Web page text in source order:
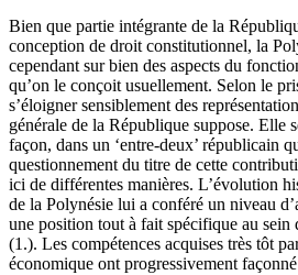
Bien que partie intégrante de la
conception de droit constitutionnel, la
cependant sur bien des aspects du
qu’on le conçoit usuellement. Selon le
s’éloigner sensiblement des
générale de la République suppose. Elle
façon, dans un ‘entre-deux’ républicain
questionnement du titre de cette
ici de différentes manières. L’évolution
de la Polynésie lui a conféré un niveau
une position tout à fait spécifique au sein
(1.). Les compétences acquises très tôt
économique ont progressivement